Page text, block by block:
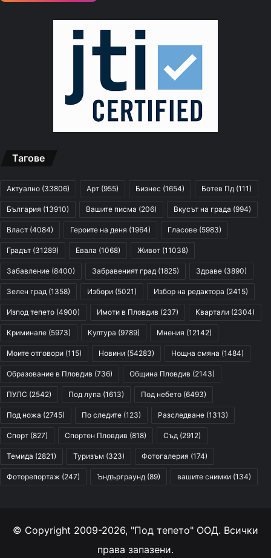
Тагове
Актуално (33806) Арт (955) Бизнес (1654) Ботев Пд (111)
България (13910) Вашите писма (206) Вкусът на града (994)
Власт (4084) Героите на деня (1964) Гласове (5983)
Градът (31289) Евала (1068) Живот (11038)
Забавление (8400) Забравеният град (1825) Здраве (3890)
Зелен град (1358) Избори (5021) Избор на редактора (2415)
Изпод тепето (4900) Имоти в Пловдив (237) Квартали (2304)
Криминале (5973) Култура (9789) Мнения (12142)
Моите отговори (115) Новини (54283) Нощна смяна (1484)
Образование в Пловдив (736) Община Пловдив (2143)
ПУЛС (2542) Под лупа (1613) Под небето (6493)
Под ножа (2745) По следите (123) Разследване (1313)
Спорт (827) Спортен Пловдив (818) Съд (2912)
Темида (2821) Туризъм (323) Фотогалерия (174)
Фоторепортаж (247) Ъндърграунд (89) вашите снимки (134)
© Copyright 2009-2026, "Под тепето" ООД. Всички
права запазени.